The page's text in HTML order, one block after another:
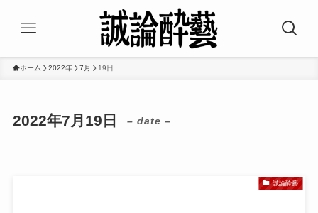
ホーム 2022年 7月 19日
2022年7月19日 – date –
誠論酔藝